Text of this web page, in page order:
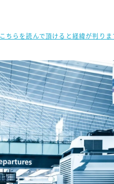
こちらを読んで頂けると経緯が判りま